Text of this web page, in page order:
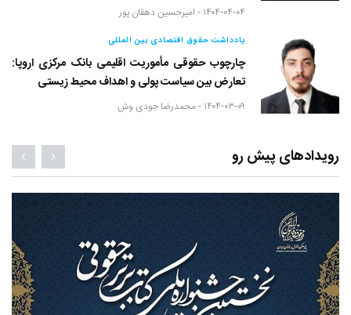
۱۴۰۴-۰۴-۰۴ - امیرحسین دهقان پور
یادداشت حقوق اقتصادی بین المللی
چارچوب حقوقی مأموریت اقلیمی بانک مرکزی اروپا:
تعارض بین سیاست پولی و اهداف محیط زیستی
۱۴۰۴-۰۳-۰۹ - محمدرضا جودی وش
رویدادهای پیش رو